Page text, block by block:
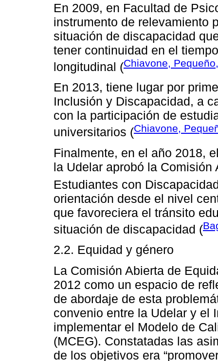
En 2009, en Facultad de
instrumento de relevamiento
situación de discapacidad
tener continuidad en el
longitudinal (Chiavone,
En 2013, tiene lugar por
Inclusión y Discapacidad, a
con la participación de
universitarios (Chiavone,
Finalmente, en el año 2018,
la Udelar aprobó la
Estudiantes con
orientación desde el nivel
que favoreciera el tránsito
situación de discapacidad (
2.2. Equidad y género
La Comisión Abierta de
2012 como un espacio de
de abordaje de esta
convenio entre la Udelar y el
implementar el Modelo de
(MCEG). Constatadas las
de los objetivos era